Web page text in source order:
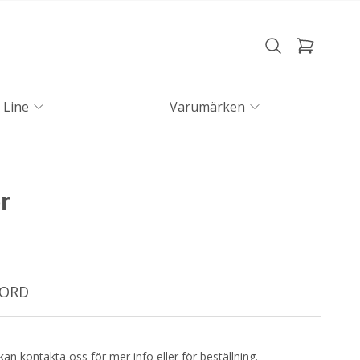
Line Varumärken
kontakta oss för mer info eller för beställning.